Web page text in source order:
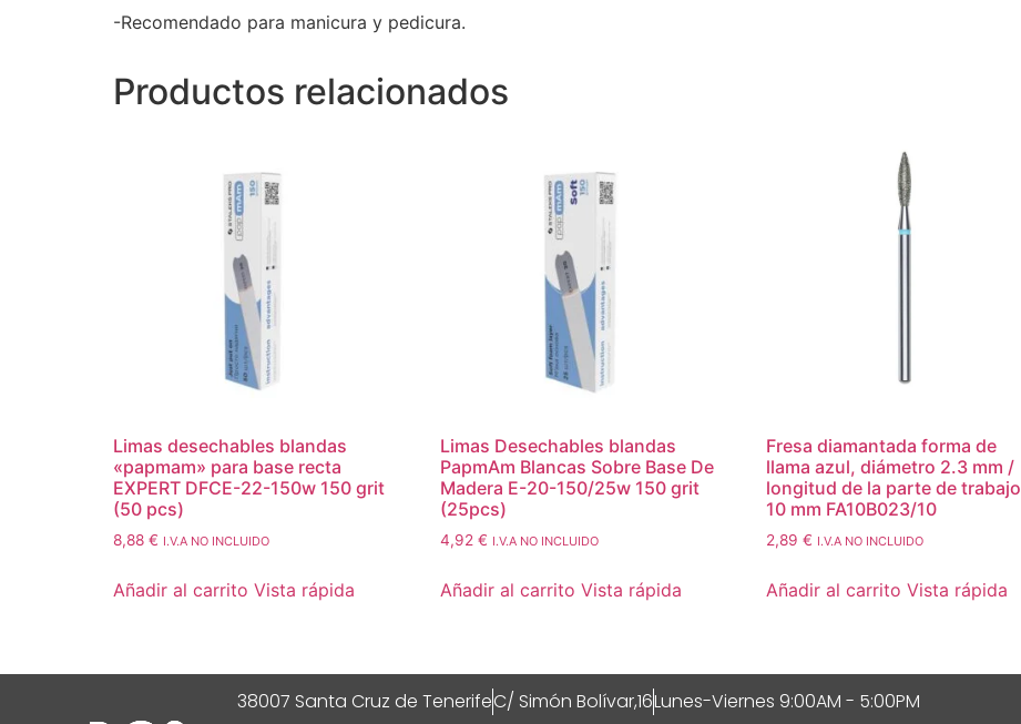
-Recomendado para manicura y pedicura.
Productos relacionados
Limas desechables blandas
«papmam» para base recta
EXPERT DFCE-22-150w 150 grit
(50 pcs)
8,88 € I.V.A NO INCLUIDO
Añadir al carrito Vista rápida
Limas Desechables blandas
PapmAm Blancas Sobre Base De
Madera E-20-150/25w 150 grit
(25pcs)
4,92 € I.V.A NO INCLUIDO
Añadir al carrito Vista rápida
Fresa diamantada forma de
llama azul, diámetro 2.3 mm /
longitud de la parte de trabajo
10 mm FA10B023/10
2,89€ I.V.A NO INCLUIDO
Añadir al carrito Vista rápida
38007 Santa Cruz de TenerifeC/ Simón Bolívar,16Lunes-Viernes 9:00AM - 5:00PM